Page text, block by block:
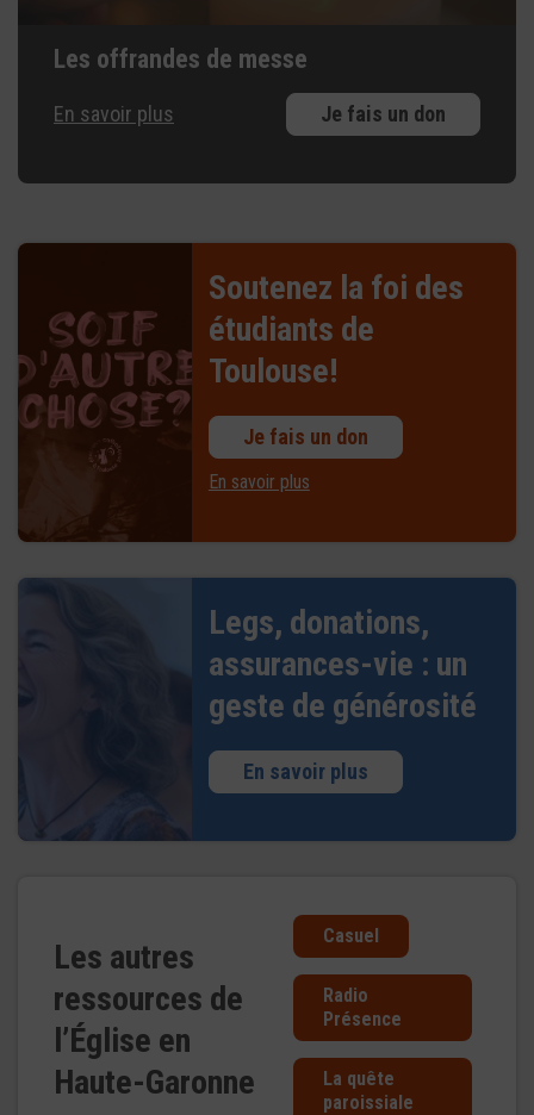
Les offrandes de messe
En savoir plus Je fais un don
Soutenez la foi des
étudiants de
Toulouse!
Je fais un don
En savoir plus
Legs, donations,
assurances-vie : un
geste de générosité
En savoir plus
Les autres
ressources de
l’Église en
Haute-Garonne
Casuel
Radio
Présence
La quête
paroissiale